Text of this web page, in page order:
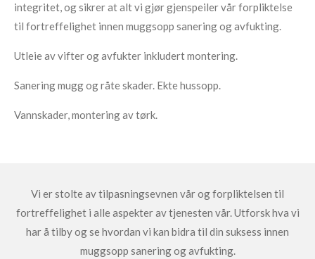
integritet, og sikrer at alt vi gjør gjenspeiler vår forpliktelse
til fortreffelighet innen muggsopp sanering og avfukting.
Utleie av vifter og avfukter inkludert montering.
Sanering mugg og råte skader. Ekte hussopp.
Vannskader, montering av tørk.
Vi er stolte av tilpasningsevnen vår og forpliktelsen til
fortreffelighet i alle aspekter av tjenesten vår. Utforsk hva vi
har å tilby og se hvordan vi kan bidra til din suksess innen
muggsopp sanering og avfukting.